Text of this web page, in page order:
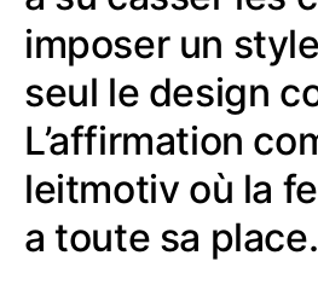
imposer un
seul le design
L’affirmation
leitmotiv où la
a toute sa place.